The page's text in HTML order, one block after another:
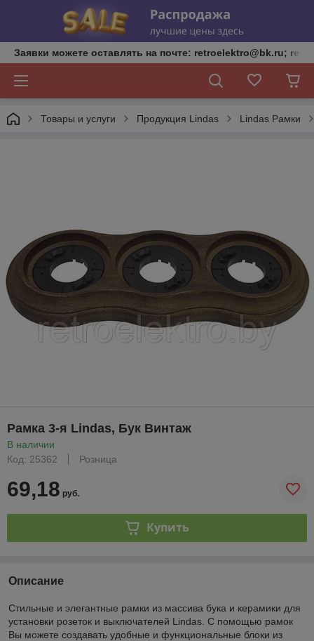
Заявки можете оставлять на почте: retroelektro@bk.ru;
Товары и услуги Продукция Lindas Lindas Рамки
Рамка 3-я Lindas, Бук Винтаж
В наличии
Код: 25362
Розница
69,18 руб.
Купить
Описание
Стильные и элегантные рамки из массива бука и керамики для
установки розеток и выключателей Lindas. С помощью рамок
Вы можете создавать удобные и функциональные блоки из